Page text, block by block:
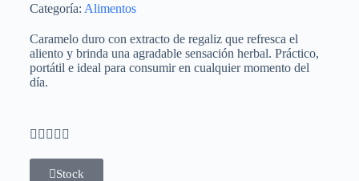
Categoría: Alimentos
Caramelo duro con extracto de regaliz que refresca el
aliento y brinda una agradable sensación herbal. Práctico,
portátil e ideal para consumir en cualquier momento del
día.
    
Stock